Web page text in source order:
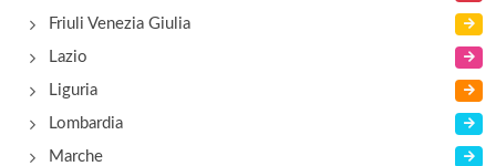
Friuli Venezia Giulia
Lazio
Liguria
Lombardia
Marche